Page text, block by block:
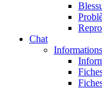
Chat